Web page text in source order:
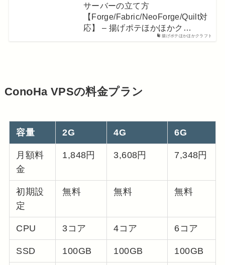
揚げポテほかほかクラフト
サーバーの立て方
【Forge/Fabric/NeoForge/Quilt対
応】 – 揚げポテほかほかク…
ConoHa VPSの料金プラン
容量 2G 4G 6G
月額料
金
1,848円 3,608円 7,348円
初期設
定
無料 無料 無料
CPU 3コア 4コア 6コア
SSD 100GB 100GB 100GB